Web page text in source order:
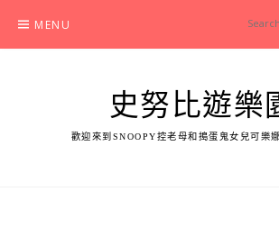
content
MENU
史努比遊樂
歡迎來到SNOOPY控老母和搗蛋鬼女兒可樂